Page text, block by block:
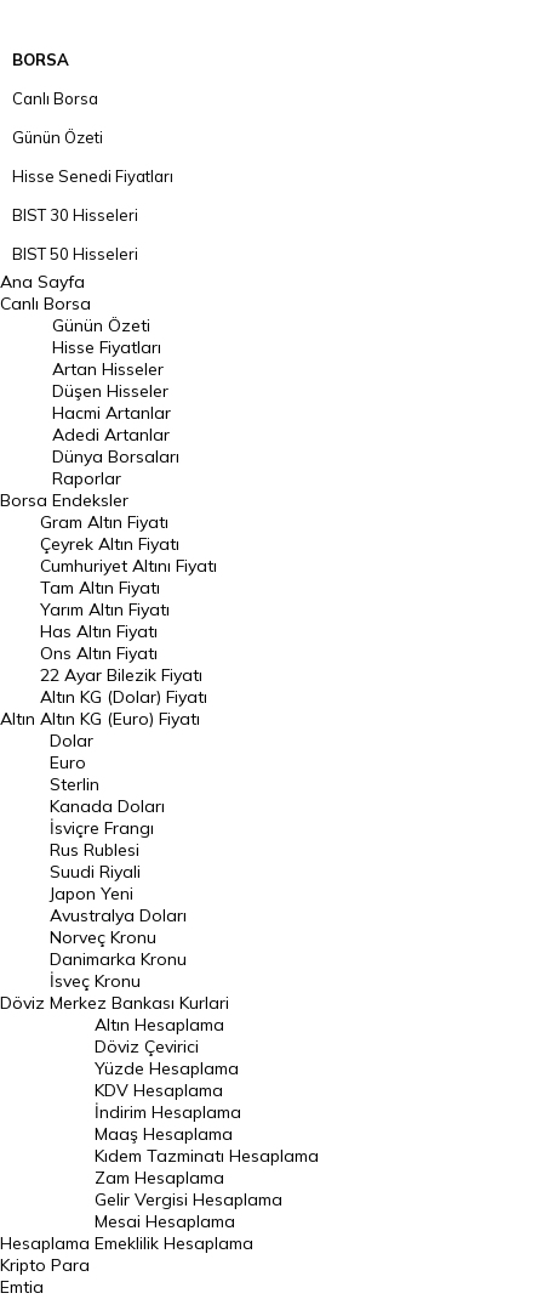
BORSA
Canlı Borsa
Günün Özeti
Hisse Senedi Fiyatları
BIST 30 Hisseleri
BIST 50 Hisseleri
BIST 100 Hisseleri
En Çok Artan Hisseler
En Çok Düşen Hisseler
Hacmi Artanlar
Geçmiş Kapanışlar
Dünya Borsaları
Raporlar
Endeksler
DÖVİZ
Döviz Kuru
Dolar Kuru
Euro Kuru
Pound Kuru
Frank Kuru
Riyal Kuru
Avustralya Doları
Danimarka Kronu Kuru
Kanada Doları Kuru
Norveç Kronu Kuru
İsveç Kronu Kuru
Japon Yeni Kuru
Serbest Piyasa Döviz Kurları
Merkez Bankası Döviz Kurları
Altın Fiyatları
Gram Altın Fiyatı
Ana Sayfa
Canlı Borsa
Borsa
Günün Özeti
Hisse Fiyatları
Artan Hisseler
Düşen Hisseler
Hacmi Artanlar
Adedi Artanlar
Dünya Borsaları
Raporlar
Endeksler
Altın
Gram Altın Fiyatı
Çeyrek Altın Fiyatı
Cumhuriyet Altını Fiyatı
Tam Altın Fiyatı
Yarım Altın Fiyatı
Has Altın Fiyatı
Ons Altın Fiyatı
22 Ayar Bilezik Fiyatı
Altın KG (Dolar) Fiyatı
Altın KG (Euro) Fiyatı
Döviz
Dolar
Euro
Sterlin
Kanada Doları
İsviçre Frangı
Rus Rublesi
Suudi Riyali
Japon Yeni
Avustralya Doları
Norveç Kronu
Danimarka Kronu
İsveç Kronu
Merkez Bankası Kurlari
Hesaplama
Altın Hesaplama
Döviz Çevirici
Yüzde Hesaplama
KDV Hesaplama
İndirim Hesaplama
Maaş Hesaplama
Kıdem Tazminatı Hesaplama
Zam Hesaplama
Gelir Vergisi Hesaplama
Mesai Hesaplama
Emeklilik Hesaplama
Kripto Para
Emtia